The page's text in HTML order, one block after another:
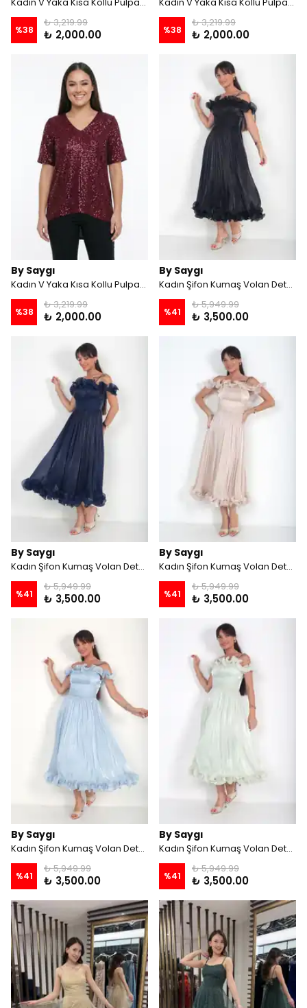
%38
₺ 3,219.99
₺ 2,000.00 %38
₺ 3,219.99
₺ 2,000.00
By Saygı
Kadın V Yaka Kısa Kollu Pulpayet Büyük Beden Bluz - Bordo
%38
₺ 3,219.99
₺ 2,000.00
By Saygı
Kadın Şifon Kumaş Volan Detaylı Astarlı Midi Elbise - Siyah
%41
₺ 5,949.99
₺ 3,500.00
By Saygı
Kadın Şifon Kumaş Volan Detaylı Astarlı Midi Elbise - Lacivert
%41
₺ 5,949.99
₺ 3,500.00
By Saygı
Kadın Şifon Kumaş Volan Detaylı Astarlı Midi Elbise - Bej
%41
₺ 5,949.99
₺ 3,500.00
By Saygı
Kadın Şifon Kumaş Volan Detaylı Astarlı Midi Elbise - Bebe Mavi
%41
₺ 5,949.99
₺ 3,500.00
By Saygı
Kadın Şifon Kumaş Volan Detaylı Astarlı Midi Elbise - Mint
%41
₺ 5,949.99
₺ 3,500.00